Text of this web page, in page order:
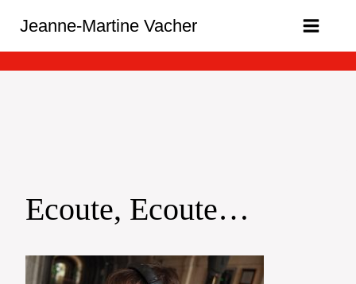
contenu
Jeanne-Martine Vacher
Ecoute, Ecoute…